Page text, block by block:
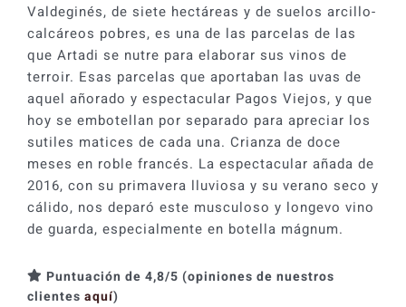
Valdeginés, de siete hectáreas y de suelos arcillo-
calcáreos pobres, es una de las parcelas de las
que Artadi se nutre para elaborar sus vinos de
terroir. Esas parcelas que aportaban las uvas de
aquel añorado y espectacular Pagos Viejos, y que
hoy se embotellan por separado para apreciar los
sutiles matices de cada una. Crianza de doce
meses en roble francés. La espectacular añada de
2016, con su primavera lluviosa y su verano seco y
cálido, nos deparó este musculoso y longevo vino
de guarda, especialmente en botella mágnum.
Puntuación de 4,8/5 (opiniones de nuestros
clientes aquí)